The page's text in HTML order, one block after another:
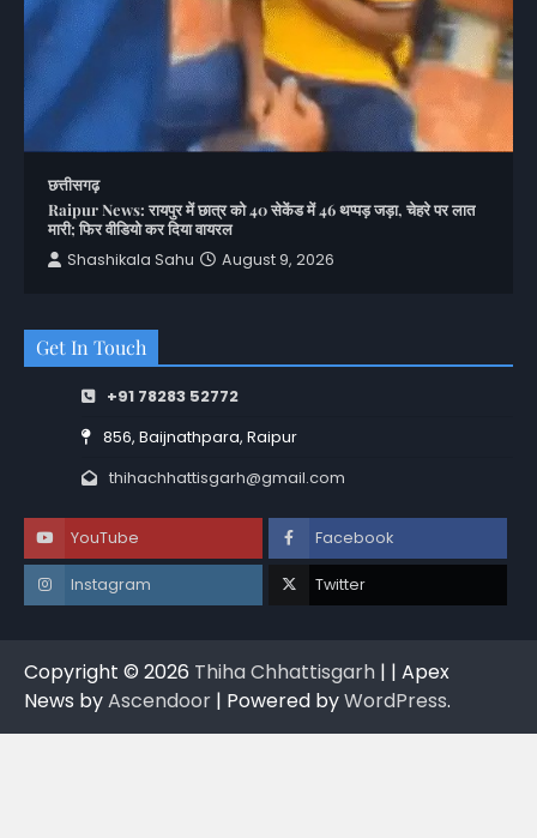
छत्तीसगढ़
Raipur News: रायपुर में छात्र को 40 सेकेंड में 46 थप्पड़ जड़ा, चेहरे पर लात
मारी; फिर वीडियो कर दिया वायरल
Shashikala Sahu
August 9, 2026
Get In Touch
+91 78283 52772
856, Baijnathpara, Raipur
thihachhattisgarh@gmail.com
YouTube Facebook
Instagram Twitter
Copyright © 2026 Thiha Chhattisgarh | | Apex
News byAscendoor | Powered byWordPress.